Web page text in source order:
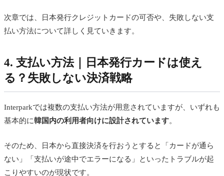
次章では、日本発行クレジットカードの可否や、失敗しない支
払い方法について詳しく見ていきます。
4. 支払い方法｜日本発行カードは使え
る？失敗しない決済戦略
Interparkでは複数の支払い方法が用意されていますが、いずれも
基本的に韓国内の利用者向けに設計されています。
そのため、日本から直接決済を行おうとすると「カードが通ら
ない」「支払いが途中でエラーになる」といったトラブルが起
こりやすいのが現状です。